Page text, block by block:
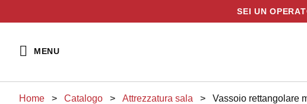
SEI UN
contenuto
MENU
Home > Catalogo > attrezzatura sala > Vassoio rettangolare